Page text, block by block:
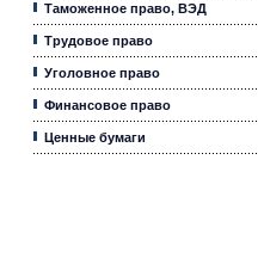
Таможенное право, ВЭД
Трудовое право
Уголовное право
Финансовое право
Ценные бумаги